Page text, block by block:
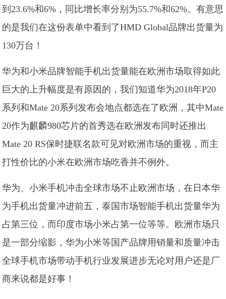
到23.6%和6%，同比增长率分别为55.7%和62%。有意思
的是我们在这份表单中看到了HMD Global品牌出货量为
130万台！
华为和小米品牌智能手机出货量能在欧洲市场取得如此
巨大的上升幅度是有原因的，我们知道华为2018年P20
系列和Mate 20系列发布会地点都选在了欧洲，其中Mate
20作为麒麟980芯片的首秀选在欧洲发布同时还推出
Mate 20 RS保时捷联名款可见对欧洲市场的重视，而主
打性价比的小米在欧洲市场吃香并不例外。
华为、小米手机冲击全球市场不止欧洲市场，在日本华
为手机出货量冲进前五，泰国市场智能手机出货量华为
占第三位，而印度市场小米占第一位等等。欧洲市场只
是一部分缩影，华为小米等国产品牌用销量和质量冲击
全球手机市场带动手机行业发展进步无论对用户还是厂
商来说都是好事！